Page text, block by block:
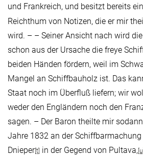
und Frankreich, und besitzt bereits
Reichthum von Notizen, die er mir
wird. – – Seiner Ansicht nach wird
schon aus der Ursache die freye
beiden Händen fördern, weil im
Mangel an Schiffbauholz ist. Das
Staat noch im Überfluß liefern; wir
weder den Engländern noch den
sagen. – Der Baron theilte mir
Jahre 1832 an der
Dnieper[t] in der Gegend von Pultava, [u]